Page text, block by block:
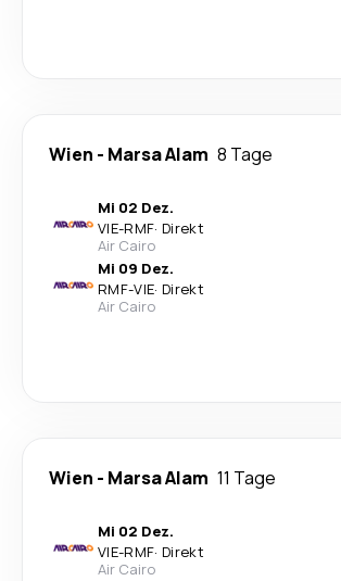
Wien - Marsa Alam 8 Tage
Mi 02 Dez.
VIE-RMF· Direkt
Air Cairo
Mi 09 Dez.
RMF-VIE· Direkt
Air Cairo
Wien - Marsa Alam 11 Tage
Mi 02 Dez.
VIE-RMF· Direkt
Air Cairo